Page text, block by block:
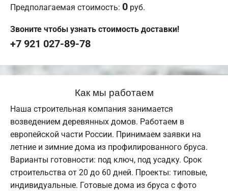
Предполагаемая стоимость: 0 руб.
Звоните чтобы узнать стоимость доставки!
+7 921 027-89-78
Как мы работаем
Наша строительная компания занимается
возведением деревянных домов. Работаем в
европейской части России. Принимаем заявки на
летние и зимние дома из профилированного бруса.
Варианты готовности: под ключ, под усадку. Срок
строительства от 20 до 60 дней. Проекты: типовые,
индивидуальные. Готовые дома из бруса с фото